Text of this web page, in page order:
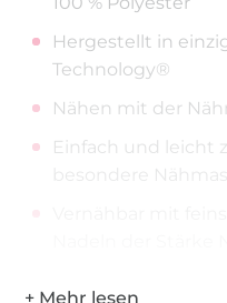
Hergestellt in
Technology®
Nähen mit der
Einfach und leicht
besondere